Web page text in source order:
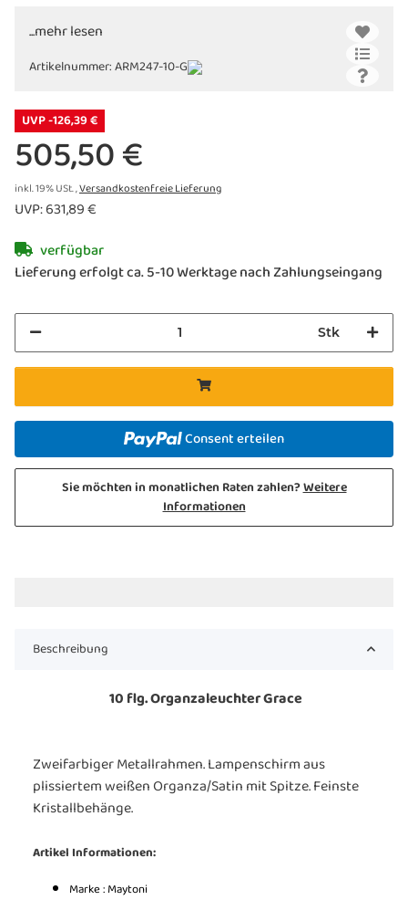
...mehr lesen
Artikelnummer:ARM247-10-G
UVP -126,39 €
505,50 €
inkl. 19% USt. ,Versandkostenfreie Lieferung
UVP:631,89 €
verfügbar
Lieferung erfolgt ca. 5-10 Werktage nach Zahlungseingang
Stk
Consent erteilen
Sie möchten in monatlichen Raten zahlen?Weitere
Informationen
Beschreibung
10 flg. Organzaleuchter Grace
Zweifarbiger Metallrahmen. Lampenschirm aus
plissiertem weißen Organza/Satin mit Spitze. Feinste
Kristallbehänge.
Artikel Informationen:
Marke : Maytoni